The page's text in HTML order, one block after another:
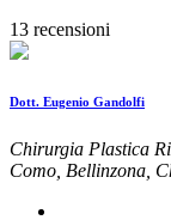
13 recensioni
Dott. Eugenio Gandolfi
Chirurgia Plastica
Como, Bellinzona,